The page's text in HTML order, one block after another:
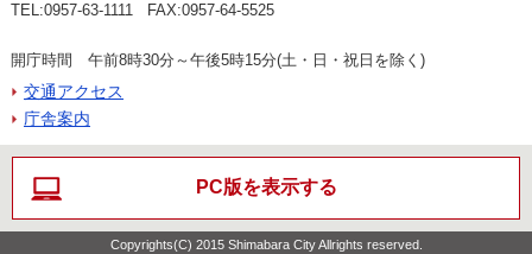
TEL:0957-63-1111 FAX:0957-64-5525
開庁時間 午前8時30分～午後5時15分(土・日・祝日を除く)
交通アクセス
庁舎案内
PC版を表示する
Copyrights(C) 2015 Shimabara City Allrights reserved.